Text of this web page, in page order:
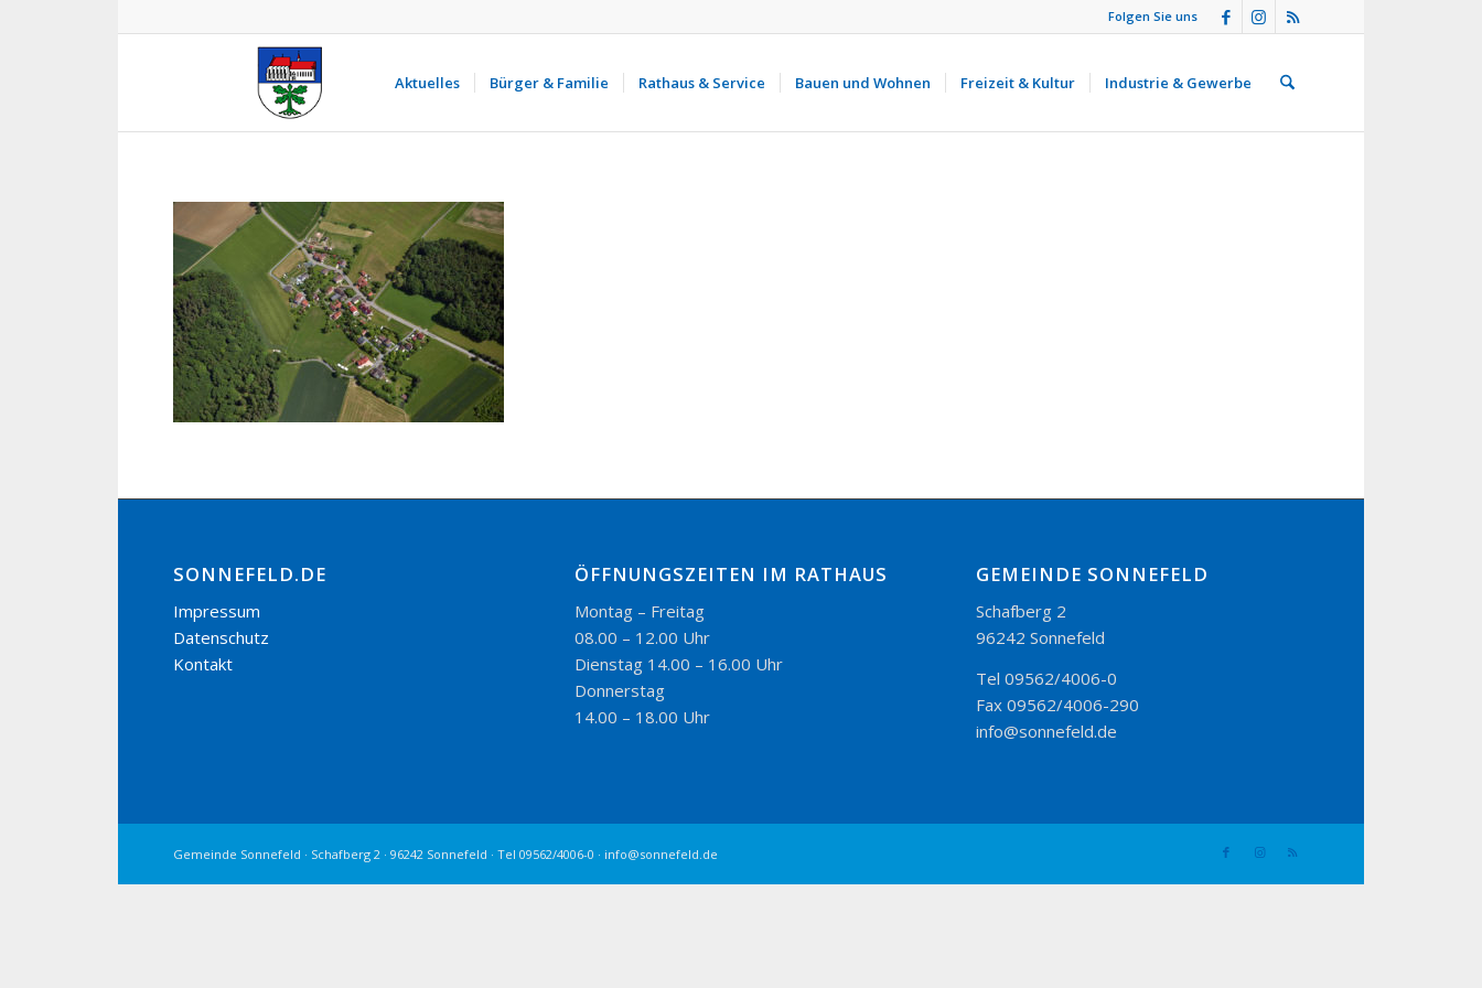
Folgen Sie uns
Aktuelles Bürger & Familie Rathaus & Service Bauen und Wohnen Freizeit & Kultur Industrie & Gewerbe
SONNEFELD.DE
Impressum
Datenschutz
Kontakt
ÖFFNUNGSZEITEN IM RATHAUS
Montag – Freitag
08.00 – 12.00 Uhr
Dienstag 14.00 – 16.00 Uhr
Donnerstag
14.00 – 18.00 Uhr
GEMEINDE SONNEFELD
Schafberg 2
96242 Sonnefeld
Tel 09562/4006-0
Fax 09562/4006-290
info@sonnefeld.de
Gemeinde Sonnefeld · Schafberg 2 · 96242 Sonnefeld · Tel 09562/4006-0 · info@sonnefeld.de